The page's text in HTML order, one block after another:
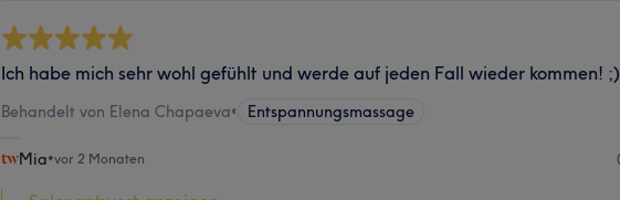
Ich habe mich sehr wohl gefühlt und werde auf jeden Fall wieder kommen! ;)
Behandelt von Elena Chapaeva• Entspannungsmassage
Mia•vor 2 Monaten